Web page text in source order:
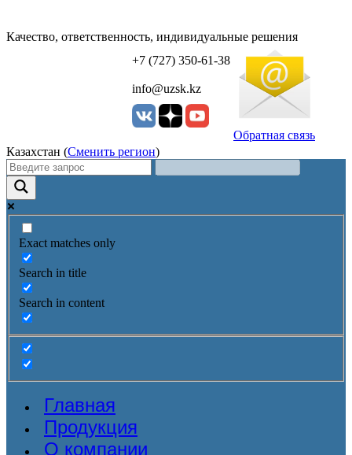
УЗСК Казахстан
Качество, ответственность, индивидуальные решения
+7 (727) 350-61-38
info@uzsk.kz
Обратная связь
Казахстан (Сменить регион)
Exact matches only
Search in title
Search in content
Главная
Продукция
О компании